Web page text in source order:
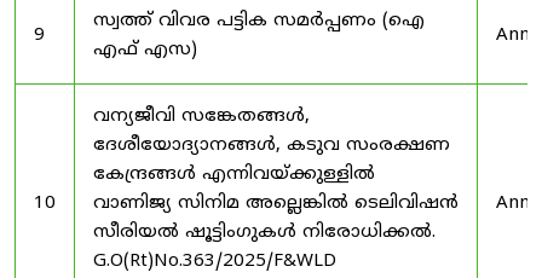
9
സ്വത്ത് വിവര പട്ടിക സമർപ്പണം (ഐ
എഫ് എസ)
10
വന്യജീവി സങ്കേതങ്ങൾ,
ദേശീയോദ്യാനങ്ങൾ, കടുവ സംരക്ഷണ
കേന്ദ്രങ്ങൾ എന്നിവയ്ക്കുള്ളിൽ
വാണിജ്യ സിനിമ അല്ലെങ്കിൽ ടെലിവിഷൻ
സീരിയൽ ഷൂട്ടിംഗുകൾ നിരോധിക്കൽ.
G.O(Rt)No.363/2025/F&WLD